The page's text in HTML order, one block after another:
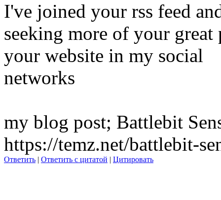
I've joined your rss feed
seeking more of your
your website in my social
networks
my blog post; Battlebit
https://temz.net/battlebit-
Ответить | Ответить с цитатой | Цитировать